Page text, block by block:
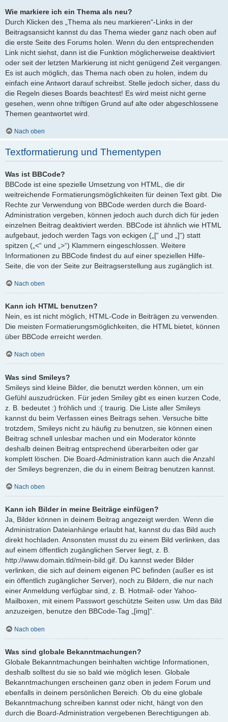
Wie markiere ich ein Thema als neu?
Durch Klicken des „Thema als neu markieren“-Links in der
Beitragsansicht kannst du das Thema wieder ganz nach oben auf
die erste Seite des Forums holen. Wenn du den entsprechenden
Link nicht siehst, dann ist die Funktion möglicherweise deaktiviert
oder seit der letzten Markierung ist nicht genügend Zeit vergangen.
Es ist auch möglich, das Thema nach oben zu holen, indem du
einfach eine Antwort darauf schreibst. Stelle jedoch sicher, dass du
die Regeln dieses Boards beachtest! Es wird meist nicht gerne
gesehen, wenn ohne triftigen Grund auf alte oder abgeschlossene
Themen geantwortet wird.
Nach oben
Textformatierung und Thementypen
Was ist BBCode?
BBCode ist eine spezielle Umsetzung von HTML, die dir
weitreichende Formatierungsmöglichkeiten für deinen Text gibt. Die
Rechte zur Verwendung von BBCode werden durch die Board-
Administration vergeben, können jedoch auch durch dich für jeden
einzelnen Beitrag deaktiviert werden. BBCode ist ähnlich wie HTML
aufgebaut, jedoch werden Tags von eckigen („[“ und „]“) statt
spitzen („<“ und „>“) Klammern eingeschlossen. Weitere
Informationen zu BBCode findest du auf einer speziellen Hilfe-
Seite, die von der Seite zur Beitragserstellung aus zugänglich ist.
Nach oben
Kann ich HTML benutzen?
Nein, es ist nicht möglich, HTML-Code in Beiträgen zu verwenden.
Die meisten Formatierungsmöglichkeiten, die HTML bietet, können
über BBCode erreicht werden.
Nach oben
Was sind Smileys?
Smileys sind kleine Bilder, die benutzt werden können, um ein
Gefühl auszudrücken. Für jeden Smiley gibt es einen kurzen Code,
z. B. bedeutet :) fröhlich und :( traurig. Die Liste aller Smileys
kannst du beim Verfassen eines Beitrags sehen. Versuche bitte
trotzdem, Smileys nicht zu häufig zu benutzen, sie können einen
Beitrag schnell unlesbar machen und ein Moderator könnte
deshalb deinen Beitrag entsprechend überarbeiten oder gar
komplett löschen. Die Board-Administration kann auch die Anzahl
der Smileys begrenzen, die du in einem Beitrag benutzen kannst.
Nach oben
Kann ich Bilder in meine Beiträge einfügen?
Ja, Bilder können in deinem Beitrag angezeigt werden. Wenn die
Administration Dateianhänge erlaubt hat, kannst du das Bild auch
direkt hochladen. Ansonsten musst du zu einem Bild verlinken, das
auf einem öffentlich zugänglichen Server liegt, z. B.
http://www.domain.tld/mein-bild.gif. Du kannst weder Bilder
verlinken, die sich auf deinem eigenen PC befinden (außer es ist
ein öffentlich zugänglicher Server), noch zu Bildern, die nur nach
einer Anmeldung verfügbar sind, z. B. Hotmail- oder Yahoo-
Mailboxen, mit einem Passwort geschützte Seiten usw. Um das Bild
anzuzeigen, benutze den BBCode-Tag „[img]“.
Nach oben
Was sind globale Bekanntmachungen?
Globale Bekanntmachungen beinhalten wichtige Informationen,
deshalb solltest du sie so bald wie möglich lesen. Globale
Bekanntmachungen erscheinen ganz oben in jedem Forum und
ebenfalls in deinem persönlichen Bereich. Ob du eine globale
Bekanntmachung schreiben kannst oder nicht, hängt von den
durch die Board-Administration vergebenen Berechtigungen ab.